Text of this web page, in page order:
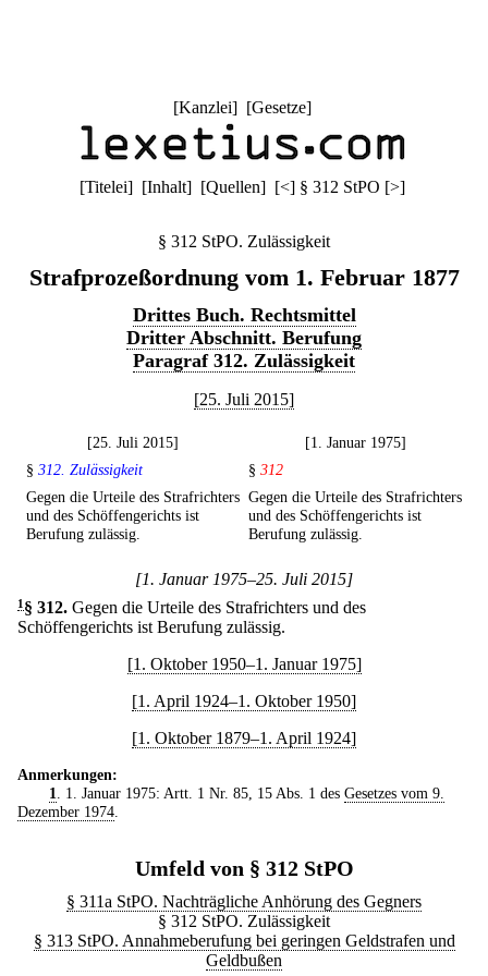
[Kanzlei] [Gesetze]
[Titelei] [Inhalt] [Quellen] [<] § 312 StPO [>]
§ 312 StPO. Zulässigkeit
Strafprozeßordnung vom 1. Februar 1877
Drittes Buch. Rechtsmittel
Dritter Abschnitt. Berufung
Paragraf 312. Zulässigkeit
[25. Juli 2015]
[25. Juli 2015]
[1. Januar 1975]
§ 312. Zulässigkeit § 312
Gegen die Urteile des Strafrichters
und des Schöffengerichts ist
Berufung zulässig.
Gegen die Urteile des Strafrichters
und des Schöffengerichts ist
Berufung zulässig.
[1. Januar 1975–25. Juli 2015]
1§ 312. Gegen die Urteile des Strafrichters und des
Schöffengerichts ist Berufung zulässig.
[1. Oktober 1950–1. Januar 1975]
[1. April 1924–1. Oktober 1950]
[1. Oktober 1879–1. April 1924]
Anmerkungen:
1. 1. Januar 1975: Artt. 1 Nr. 85, 15 Abs. 1 des Gesetzes vom 9.
Dezember 1974.
Umfeld von § 312 StPO
§ 311a StPO. Nachträgliche Anhörung des Gegners
§ 312 StPO. Zulässigkeit
§ 313 StPO. Annahmeberufung bei geringen Geldstrafen und
Geldbußen